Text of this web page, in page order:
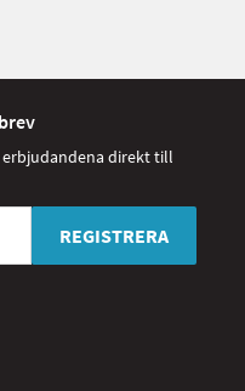
erbjudandena direkt till
REGISTRERA